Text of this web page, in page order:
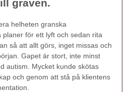
graven.
helheten granska
planer för ett lyft och sedan rita
så att allt görs, inget missas och
Gapet är stort, inte minst
autism. Mycket kunde skötas
och genom att stå på klientens